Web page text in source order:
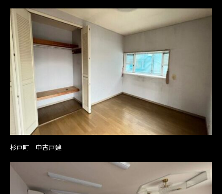
杉戸町 中古戸建